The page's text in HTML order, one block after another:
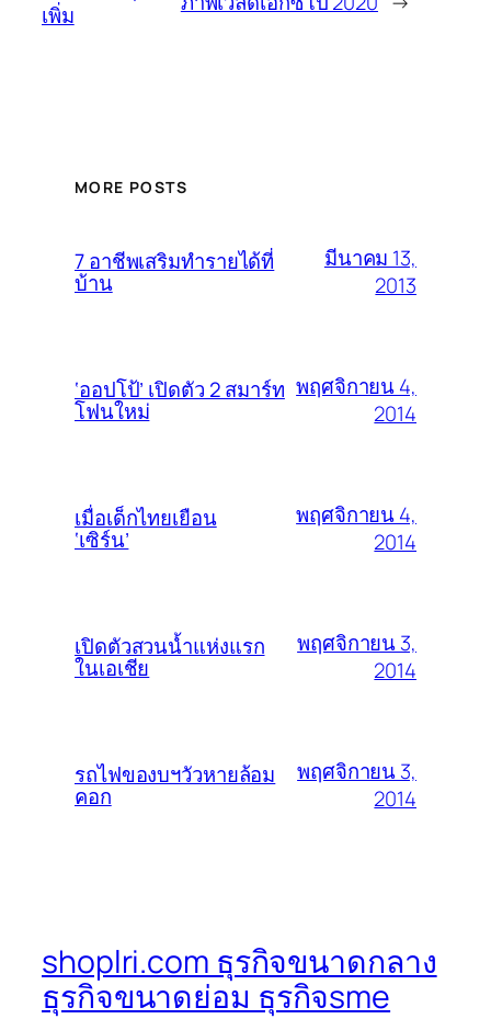
เพิ่ม
MORE POSTS
7 อาชีพเสริมทำรายได้ที่
บ้าน
มีนาคม 13,
2013
‘ออปโป้’ เปิดตัว 2 สมาร์ท
โฟนใหม่
พฤศจิกายน 4,
2014
เมื่อเด็กไทยเยือน
‘เซิร์น’
พฤศจิกายน 4,
2014
เปิดตัวสวนน้ำแห่งแรก
ในเอเชีย
พฤศจิกายน 3,
2014
รถไฟของบฯวัวหายล้อม
คอก
พฤศจิกายน 3,
2014
shoplri.com ธุรกิจขนาดกลาง
ธุรกิจขนาดย่อม ธุรกิจsme